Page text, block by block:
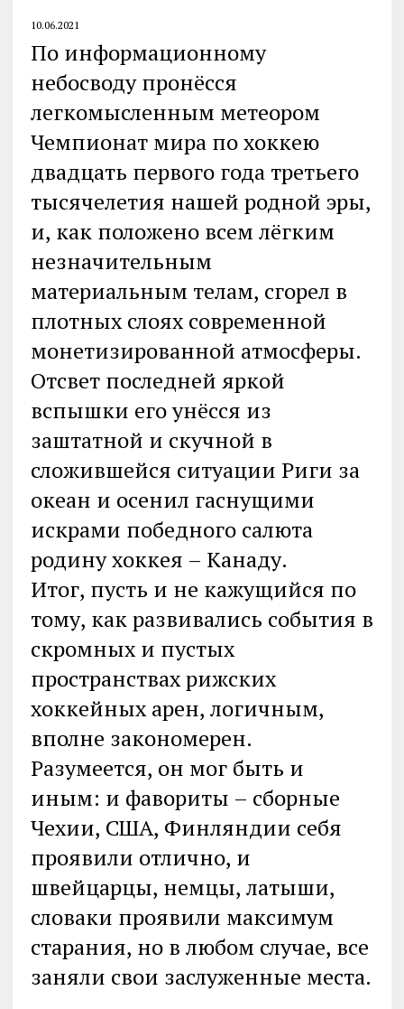
10.06.2021
По информационному
небосводу пронёсся
легкомысленным метеором
Чемпионат мира по хоккею
двадцать первого года третьего
тысячелетия нашей родной эры,
и, как положено всем лёгким
незначительным
материальным телам, сгорел в
плотных слоях современной
монетизированной атмосферы.
Отсвет последней яркой
вспышки его унёсся из
заштатной и скучной в
сложившейся ситуации Риги за
океан и осенил гаснущими
искрами победного салюта
родину хоккея – Канаду.
Итог, пусть и не кажущийся по
тому, как развивались события в
скромных и пустых
пространствах рижских
хоккейных арен, логичным,
вполне закономерен.
Разумеется, он мог быть и
иным: и фавориты – сборные
Чехии, США, Финляндии себя
проявили отлично, и
швейцарцы, немцы, латыши,
словаки проявили максимум
старания, но в любом случае, все
заняли свои заслуженные места.